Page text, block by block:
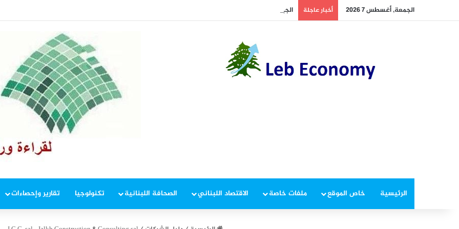
الجمعة, أغسطس 7 2026 أخبار عاجلة الجيش يوقف مطلوبين في إطار ملاحقة المخلين بالأمن
الرئيسية خاص الموقع ملفات خاصة الاقتصاد اللبناني الصحافة اللبنانية تكنولوجيا تقارير وإحصاءات